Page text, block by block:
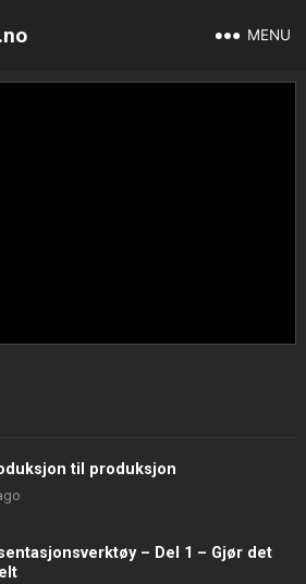
MENU
til produksjon
– Del 1 – Gjør det